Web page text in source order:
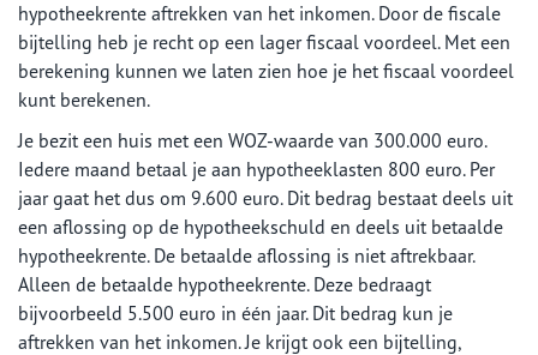
hypotheekrente aftrekken van het inkomen. Door de fiscale
bijtelling heb je recht op een lager fiscaal voordeel. Met een
berekening kunnen we laten zien hoe je het fiscaal voordeel
kunt berekenen.
Je bezit een huis met een WOZ-waarde van 300.000 euro.
Iedere maand betaal je aan hypotheeklasten 800 euro. Per
jaar gaat het dus om 9.600 euro. Dit bedrag bestaat deels uit
een aflossing op de hypotheekschuld en deels uit betaalde
hypotheekrente. De betaalde aflossing is niet aftrekbaar.
Alleen de betaalde hypotheekrente. Deze bedraagt
bijvoorbeeld 5.500 euro in één jaar. Dit bedrag kun je
aftrekken van het inkomen. Je krijgt ook een bijtelling,